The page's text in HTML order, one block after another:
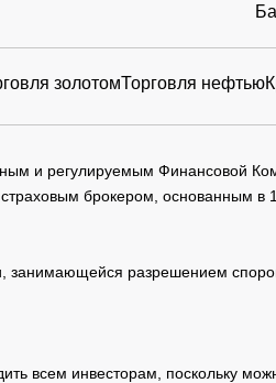
золотомТорговля нефтью
и регулируемым Финансовой
брокером, основанным в
разрешением
всем инвесторам, поскольку